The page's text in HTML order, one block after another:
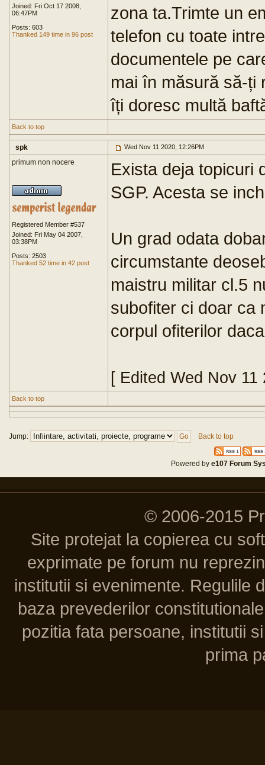
Joined: Fri Oct 17 2008,
06:47PM
Posts: 603
Thanked 149 time in 96 post
zona ta.Trimte un
telefon cu toate
documentele pe
mai în măsură să-ți
îți doresc multă
Back to top
spk Wed Nov 11 2020, 12:26PM
primum non nocere
Registered Member #537
Joined: Fri May 04 2007,
03:38PM
Posts: 2503
Thanked 52 time in 42 post
Exista deja topicuri
SGP. Acesta se
Un grad odata
circumstante
maistru militar cl.5
subofiter ci doar ca
corpul ofiterilor
[ Edited Wed Nov
Back to top
Jump: Back to top
Powered bye107 Forum
© 2006-2015
Site protejat la copierea cu
exprimate pe forum nu
institutii si evenimente. Regulile
baza prevederilor
pozitia fata persoane, institutii
prima